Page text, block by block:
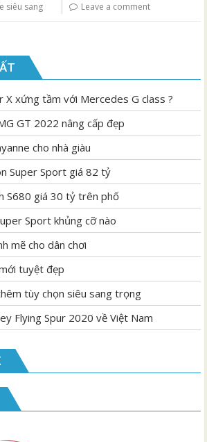
siêu sang Leave a comment
xứng tầm với Mercedes G class ?
GT 2022 nâng cấp đẹp
cho nhà giàu
Super Sport giá 82 tỷ
S680 giá 30 tỷ trên phố
Sport khủng cỡ nào
mẽ cho dân chơi
tuyệt đẹp
tùy chọn siêu sang trọng
Flying Spur 2020 về Việt Nam